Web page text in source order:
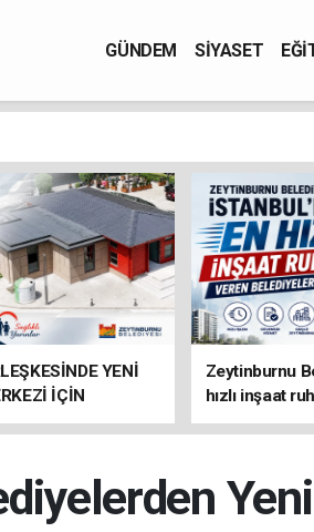
GÜNDEM SİYASET
YENİ
İÇİN
Zeytinburnu
hızlı inşaat
arasında
Yeni